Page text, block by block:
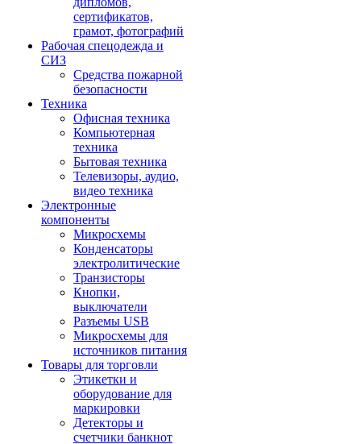
сертификатов,
грамот, фотографий
Рабочая спецодежда и
СИЗ
Средства пожарной
безопасности
Техника
Офисная техника
Компьютерная
техника
Бытовая техника
Телевизоры, аудио,
видео техника
Электронные
компоненты
Микросхемы
Конденсаторы
электролитические
Транзисторы
Кнопки,
выключатели
Разъемы USB
Микросхемы для
источников питания
Товары для торговли
Этикетки и
оборудование для
маркировки
Детекторы и
счетчики банкнот